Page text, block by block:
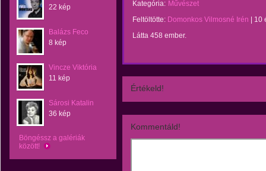
22 kép
Balázs Feco
8 kép
Vincze Viktória
11 kép
Sárosi Katalin
36 kép
Böngéssz a galériák
között!
Kategória: Művészet
Feltöltötte: Domonkos Vilmosné Irén
10
Látta 458 ember.
Értékeld!
Kommentáld!